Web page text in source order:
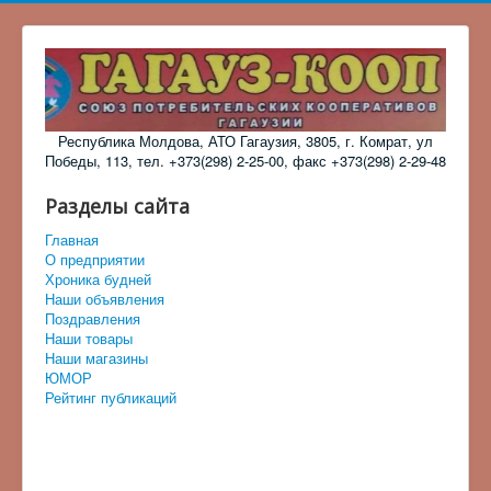
Республика Молдова, АТО Гагаузия, 3805, г. Комрат, ул
Победы, 113, тел. +373(298) 2-25-00, факс +373(298) 2-29-48
Разделы сайта
Главная
О предприятии
Хроника будней
Наши объявления
Поздравления
Наши товары
Наши магазины
ЮМОР
Рейтинг публикаций